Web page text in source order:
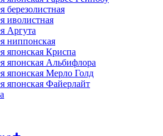
березолистная
иволистная
Аргута
ниппонская
японская Криспа
японская Альбифлора
японская Мерло Голд
японская Файерлайт